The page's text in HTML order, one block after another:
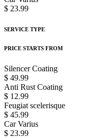
$ 23.99
SERVICE TYPE
PRICE STARTS FROM
Silencer Coating
$ 49.99
Anti Rust Coating
$ 12.99
Feugiat scelerisque
$ 45.99
Car Varius
$ 23.99